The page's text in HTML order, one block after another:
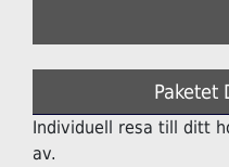
Paketet
Individuell resa till ditt
av.